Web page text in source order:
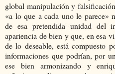
global manipulación y
«a lo que a cada uno le parece»
de esa pretendida unidad del
apariencia de bien y que, en esa
de lo deseable, está compuesto
informaciones que podrían, por
ese bien armonizando y